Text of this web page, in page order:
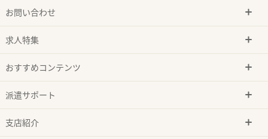
お問い合わせ
求人特集
おすすめコンテンツ
派遣サポート
支店紹介